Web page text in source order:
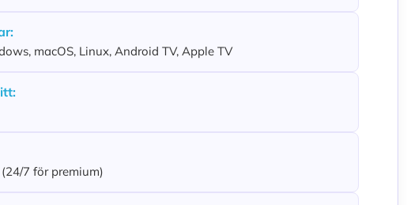
macOS, Linux, Android TV, Apple TV
7 för premium)